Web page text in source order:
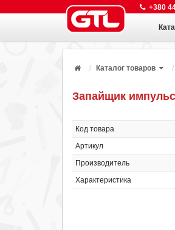
+380
Каталог товаров
Запайщик
Код товара
Артикул
Производитель
Характеристика